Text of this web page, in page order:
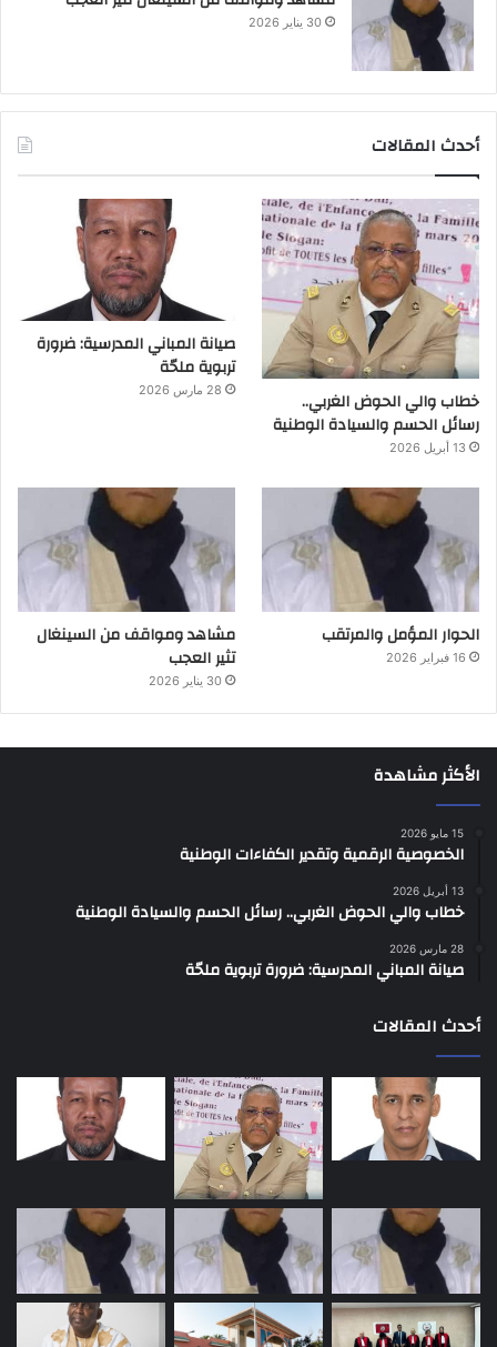
30 يناير 2026
أحدث المقالات
خطاب والي الحوض الغربي..
رسائل الحسم والسيادة الوطنية
13 أبريل 2026
صيانة المباني المدرسية: ضرورة
تربوية ملحّة
28 مارس 2026
الحوار المؤمل والمرتقب
16 فبراير 2026
مشاهد ومواقف من السينغال
تثير العجب
30 يناير 2026
الأكثر مشاهدة
15 مايو 2026
الخصوصية الرقمية وتقدير الكفاءات الوطنية
13 أبريل 2026
خطاب والي الحوض الغربي.. رسائل الحسم والسيادة الوطنية
28 مارس 2026
صيانة المباني المدرسية: ضرورة تربوية ملحّة
أحدث المقالات